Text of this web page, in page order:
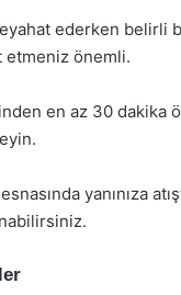
ederken belirli
etmeniz önemli.
en az 30
yanınıza